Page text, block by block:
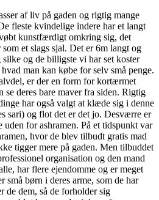
af liv på gaden og rigtig mange
fleste kvindelige indere har et langt
kunstfærdigt omkring sig, det
et slags sjal. Det er 6m langt og
og de billigste vi har set koster
man kan købe for selv små penge.
er der en form for kortærmet
se deres bare maver fra siden. Rigtig
har også valgt at klæde sig i denne
sari) og flot det er det jo. Desværre er
uden for ashramen. På et tidspunkt var
hvor de blev tilbudt gratis mad
tigger mere på gaden. Men tilbuddet
organisation og den mand
har flere ejendomme og er meget
børn i deres arme, som de har
de dem, så de forholder sig